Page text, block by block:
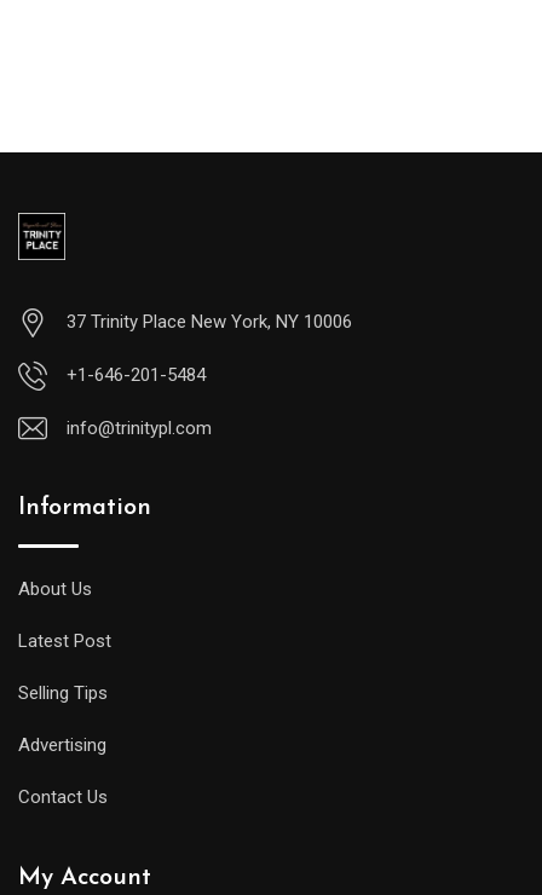
37 Trinity Place New York, NY 10006
+1-646-201-5484
info@trinitypl.com
Information
About Us
Latest Post
Selling Tips
Advertising
Contact Us
My Account